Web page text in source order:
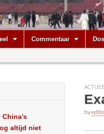
Commentaar
by
altijd niet